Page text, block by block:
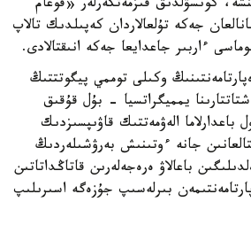
كونسۋلدىق قىزمەتكەرلەر «قوعام
جەكە تۇلعالاردان كەپىلدىك تالاپ
ءاربىر جاعدايعا جەكە انىقتالادى.
وكىلى توممي پيگوتتتىڭ
يمميگراتسيا - بۇل قۇقىق
الەۋمەتتىك قاۋىپسىزدىك
جانە ءوتىنىش بەرۋشىلەردىڭ
باعالاۋ ەرەجەلەرىن قاتاڭداتاتىن
بىرلەسىپ جۇزەگە اسىرىلىپ